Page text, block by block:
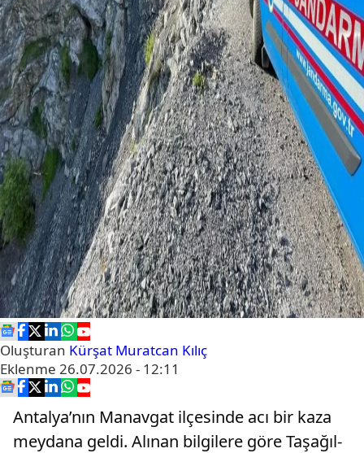
Oluşturan Kürşat Muratcan Kılıç
Eklenme 26.07.2026 - 12:11
Antalya’nın Manavgat ilçesinde acı bir kaza
meydana geldi. Alınan bilgilere göre Taşağıl-